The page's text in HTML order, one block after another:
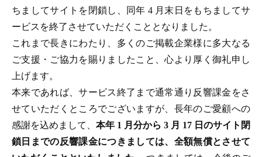
ちましてサイトを閉鎖し、同年 4 月末日をもちましてサ
ービスを終了させていただくこととなりました。
これまで長きにわたり、多くのご掲載企業様に多大なる
ご支援・ご協力を賜りましたこと、心より厚く御礼申し
上げます。
本来であれば、サービス終了まで通常通り反響課金をさ
せていただくところでございますが、長年のご愛顧への
感謝を込めまして、 本年 1 月分から 3 月 17 日のサイト閉
鎖日までの反響課金につきましては、全額無償とさせて